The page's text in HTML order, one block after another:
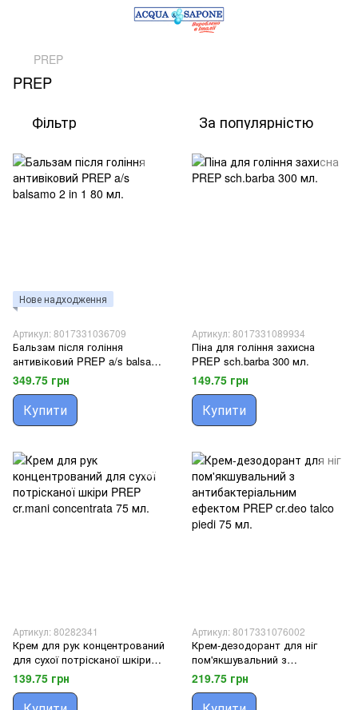
PREP
PREP
Фільтр
За популярністю
Нове надходження
Артикул: 8017331036709
Бальзам після гоління
антивіковий PREP a/s balsamo
2 in 1 80 мл.
349.75 грн
Купити
Артикул: 8017331089934
Піна для гоління захисна
PREP sch.barba 300 мл.
149.75 грн
Купити
Артикул: 80282341
Крем для рук концентрований
для сухої потрісканої шкіри
PREP cr.mani concentrata 75
мл.
139.75 грн
Артикул: 8017331076002
Крем-дезодорант для ніг
пом'якшувальний з
антибактеріальним ефектом
PREP cr.deo talco piedi 75 мл.
219.75 грн